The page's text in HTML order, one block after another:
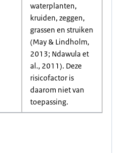
waterplanten,
kruiden, zeggen,
grassen en struiken
(May & Lindholm,
2013; Ndawula et
al., 2011). Deze
risicofactor is
daarom niet van
toepassing.